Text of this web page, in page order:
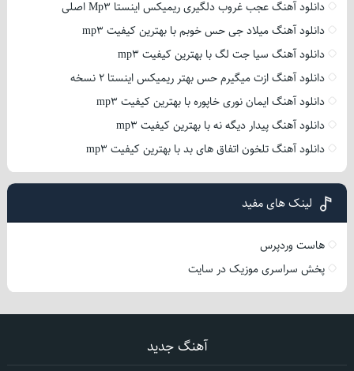
دانلود آهنگ عجب غروب دلگیری ریمیکس اینستا Mp3 اصلی
دانلود آهنگ میلاد جی حس خوبم با بهترین کیفیت mp3
دانلود آهنگ سیا جت لگ با بهترین کیفیت mp3
دانلود آهنگ ازت میگیرم حس بهتر ریمیکس اینستا 2 نسخه
دانلود آهنگ ایمان نوری خاپوره با بهترین کیفیت mp3
دانلود آهنگ پیدار دیگه نه با بهترین کیفیت mp3
دانلود آهنگ تلخون اتفاق های بد با بهترین کیفیت mp3
لینک های مفید
هاست وردپرس
پخش سراسری موزیک در سایت
آهنگ جدید